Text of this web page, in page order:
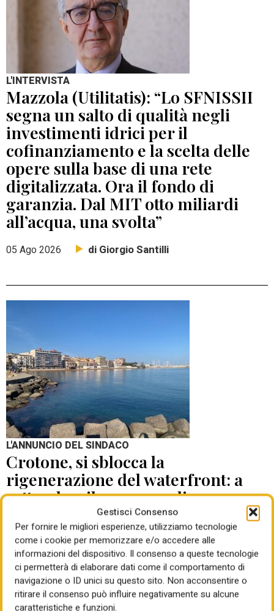
Gestisci Consenso
Per fornire le migliori esperienze, utilizziamo tecnologie
come i cookie per memorizzare e/o accedere alle
informazioni del dispositivo. Il consenso a queste tecnologie
ci permetterà di elaborare dati come il comportamento di
navigazione o ID unici su questo sito. Non acconsentire o
ritirare il consenso può influire negativamente su alcune
caratteristiche e funzioni.
L'INTERVISTA
Mazzola (Utilitatis): “Lo SFNISSII
segna un salto di qualità negli
investimenti idrici per il
cofinanziamento e la scelta delle
opere sulla base di una rete
digitalizzata. Ora il fondo di
garanzia. Dal MIT otto miliardi
all’acqua, una svolta”
05 Ago 2026 di Giorgio Santilli
L'ANNUNCIO DEL SINDACO
Crotone, si sblocca la
rigenerazione del waterfront: a
settembre il concorso di
progettazione
05 Ago 2026 di Mauro Giansante